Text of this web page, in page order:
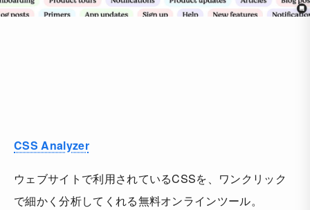
CSS Analyzer
ウェブサイトで利用されているCSSを、ワンクリック
で細かく分析してくれる無料オンラインツール。